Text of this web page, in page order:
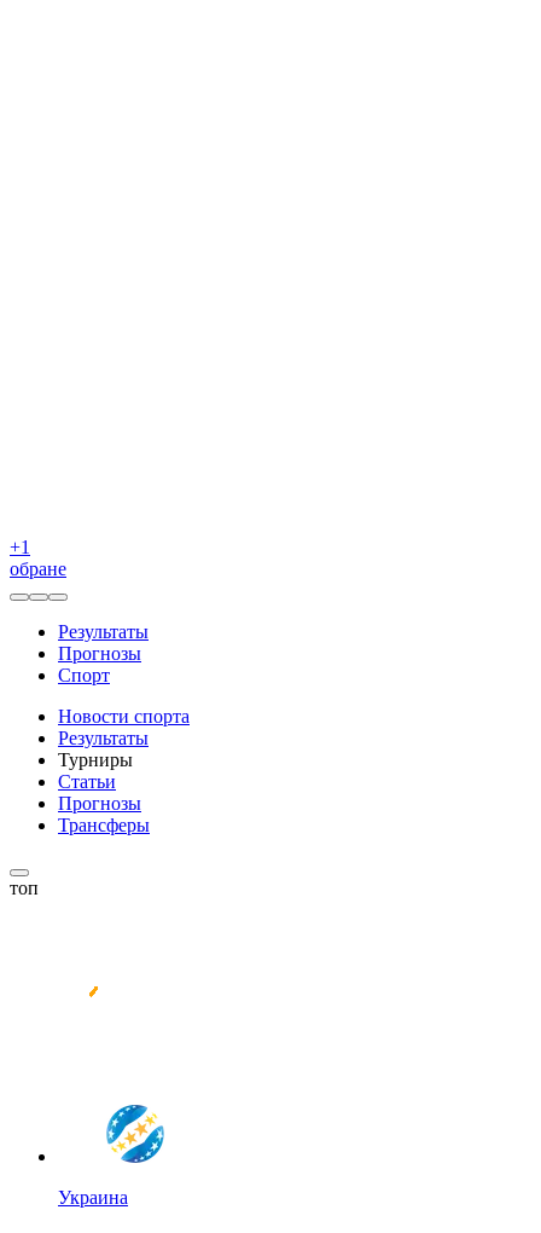
+1
обране
Результаты
Прогнозы
Спорт
Новости спорта
Результаты
Турниры
Статьи
Прогнозы
Трансферы
топ
Украина